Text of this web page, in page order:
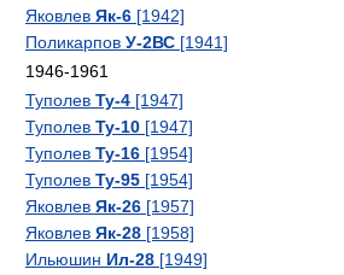
Яковлев Як-6 [1942]
Поликарпов У-2ВС [1941]
1946-1961
Туполев Ту-4 [1947]
Туполев Ту-10 [1947]
Туполев Ту-16 [1954]
Туполев Ту-95 [1954]
Яковлев Як-26 [1957]
Яковлев Як-28 [1958]
Ильюшин Ил-28 [1949]